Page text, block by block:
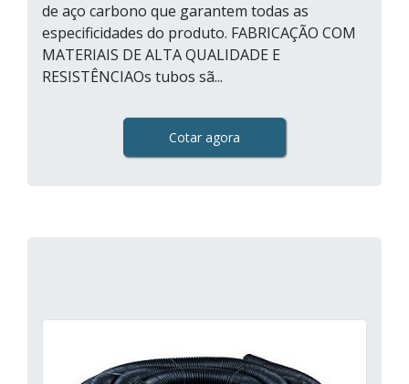
de aço carbono que garantem todas as
especificidades do produto. FABRICAÇÃO COM
MATERIAIS DE ALTA QUALIDADE E
RESISTÊNCIAOs tubos sã...
Cotar agora